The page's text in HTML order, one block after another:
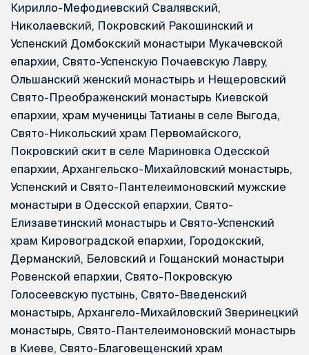
Кирилло-Мефодиевский Свалявский,
Николаевский, Покровский Ракошинский и
Успенский Домбокский монастыри Мукачевской
епархии, Свято-Успенскую Почаевскую Лавру,
Ольшанский женский монастырь и Нещеровский
Свято-Преображенский монастырь Киевской
епархии, храм мученицы Татианы в селе Выгода,
Свято-Никольский храм Первомайского,
Покровский скит в селе Мариновка Одесской
епархии, Архангельско-Михайловский монастырь,
Успенский и Свято-Пантелеимоновский мужские
монастыри в Одесской епархии, Свято-
Елизаветинский монастырь и Свято-Успенский
храм Кировоградской епархии, Городокский,
Дерманский, Беловский и Гощанский монастыри
Ровенской епархии, Свято-Покровскую
Голосеевскую пустынь, Свято-Введенский
монастырь, Архангело-Михайловский Зверинецкий
монастырь, Свято-Пантелеимоновский монастырь
в Киеве, Свято-Благовещенский храм